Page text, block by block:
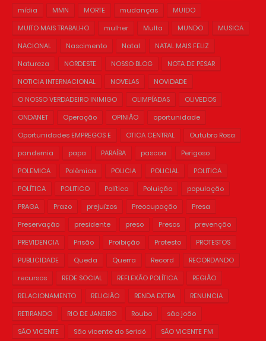
mídia
MMN MORTE mudanças
MUIDO
MUITO MAIS TRABALHO
mulher Multa MUNDO
MUSICA
NACIONAL
Nascimento Natal
NATAL MAIS FELIZ
Natureza
NORDESTE NOSSO BLOG
NOTA DE PESAR
NOTICIA INTERNACIONAL
NOVELAS
NOVIDADE
O NOSSO VERDADEIRO INIMIGO
OLIMPÍADAS
OLIVEDOS
ONDANET
Operação OPINIÃO
oportunidade
Oportunidades EMPREGOS E
OTICA CENTRAL
Outubro Rosa
pandemia
papa PARAÍBA pascoa
Perigoso
POLEMICA
Polêmica POLICIA POLICIAL
POLITICA
POLÍTICA
POLITICO Político Poluição
população
PRAGA
Prazo prejuízos Preocupação
Presa
Preservação
presidente preso Presos
prevenção
PREVIDENCIA
Prisão Proibição Protesto
PROTESTOS
PUBLICIDADE
Queda Querra Record
RECORDANDO
recursos
REDE SOCIAL REFLEXÃO POLÍTICA
REGIÃO
RELACIONAMENTO
RELIGIÃO RENDA EXTRA
RENUNCIA
RETIRANDO
RIO DE JANEIRO Roubo
são joão
SÃO VICENTE
São vicente do Seridó SÃO VICENTE FM